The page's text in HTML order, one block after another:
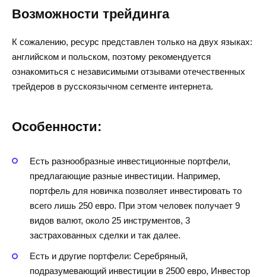
Возможности трейдинга
К сожалению, ресурс представлен только на двух языках:
английском и польском, поэтому рекомендуется
ознакомиться с независимыми отзывами отечественных
трейдеров в русскоязычном сегменте интернета.
Особенности:
Есть разнообразные инвестиционные портфели,
предлагающие разные инвестиции. Например,
портфель для новичка позволяет инвестировать то
всего лишь 250 евро. При этом человек получает 9
видов валют, около 25 инструментов, 3
застрахованных сделки и так далее.
Есть и другие портфели: Серебряный,
подразумевающий инвестиции в 2500 евро, Инвестор